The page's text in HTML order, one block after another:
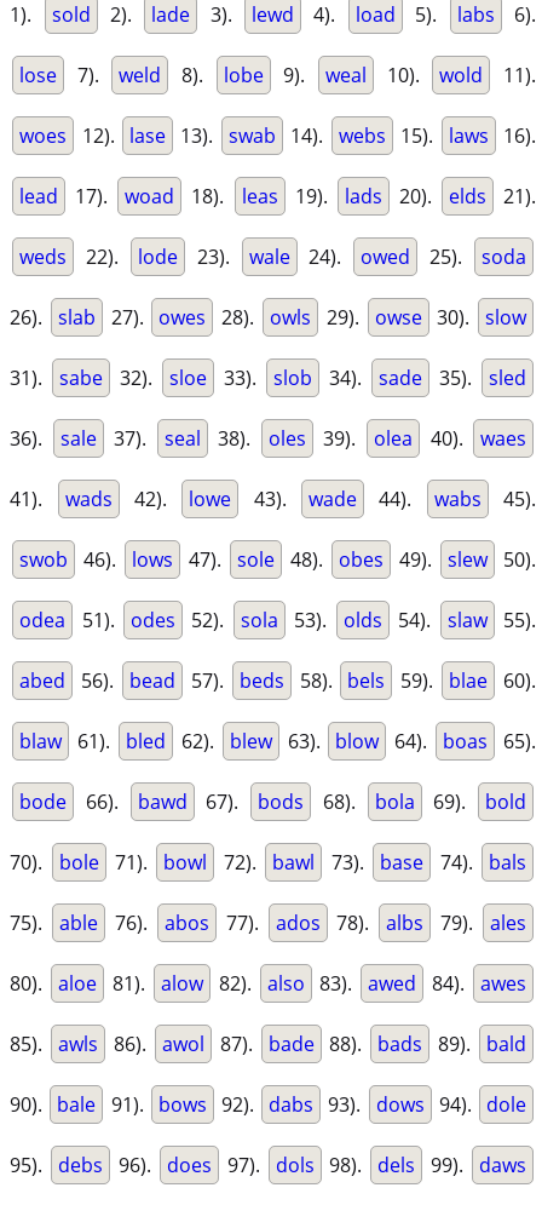
1). sold 2). lade 3). lewd 4). load 5). labs 6).
lose 7). weld 8). lobe 9). weal 10). wold 11).
woes 12). lase 13). swab 14). webs 15). laws 16).
lead 17). woad 18). leas 19). lads 20). elds 21).
weds 22). lode 23). wale 24). owed 25). soda
26). slab 27). owes 28). owls 29). owse 30). slow
31). sabe 32). sloe 33). slob 34). sade 35). sled
36). sale 37). seal 38). oles 39). olea 40). waes
41). wads 42). lowe 43). wade 44). wabs 45).
swob 46). lows 47). sole 48). obes 49). slew 50).
odea 51). odes 52). sola 53). olds 54). slaw 55).
abed 56). bead 57). beds 58). bels 59). blae 60).
blaw 61). bled 62). blew 63). blow 64). boas 65).
bode 66). bawd 67). bods 68). bola 69). bold
70). bole 71). bowl 72). bawl 73). base 74). bals
75). able 76). abos 77). ados 78). albs 79). ales
80). aloe 81). alow 82). also 83). awed 84). awes
85). awls 86). awol 87). bade 88). bads 89). bald
90). bale 91). bows 92). dabs 93). dows 94). dole
95). debs 96). does 97). dols 98). dels 99). daws